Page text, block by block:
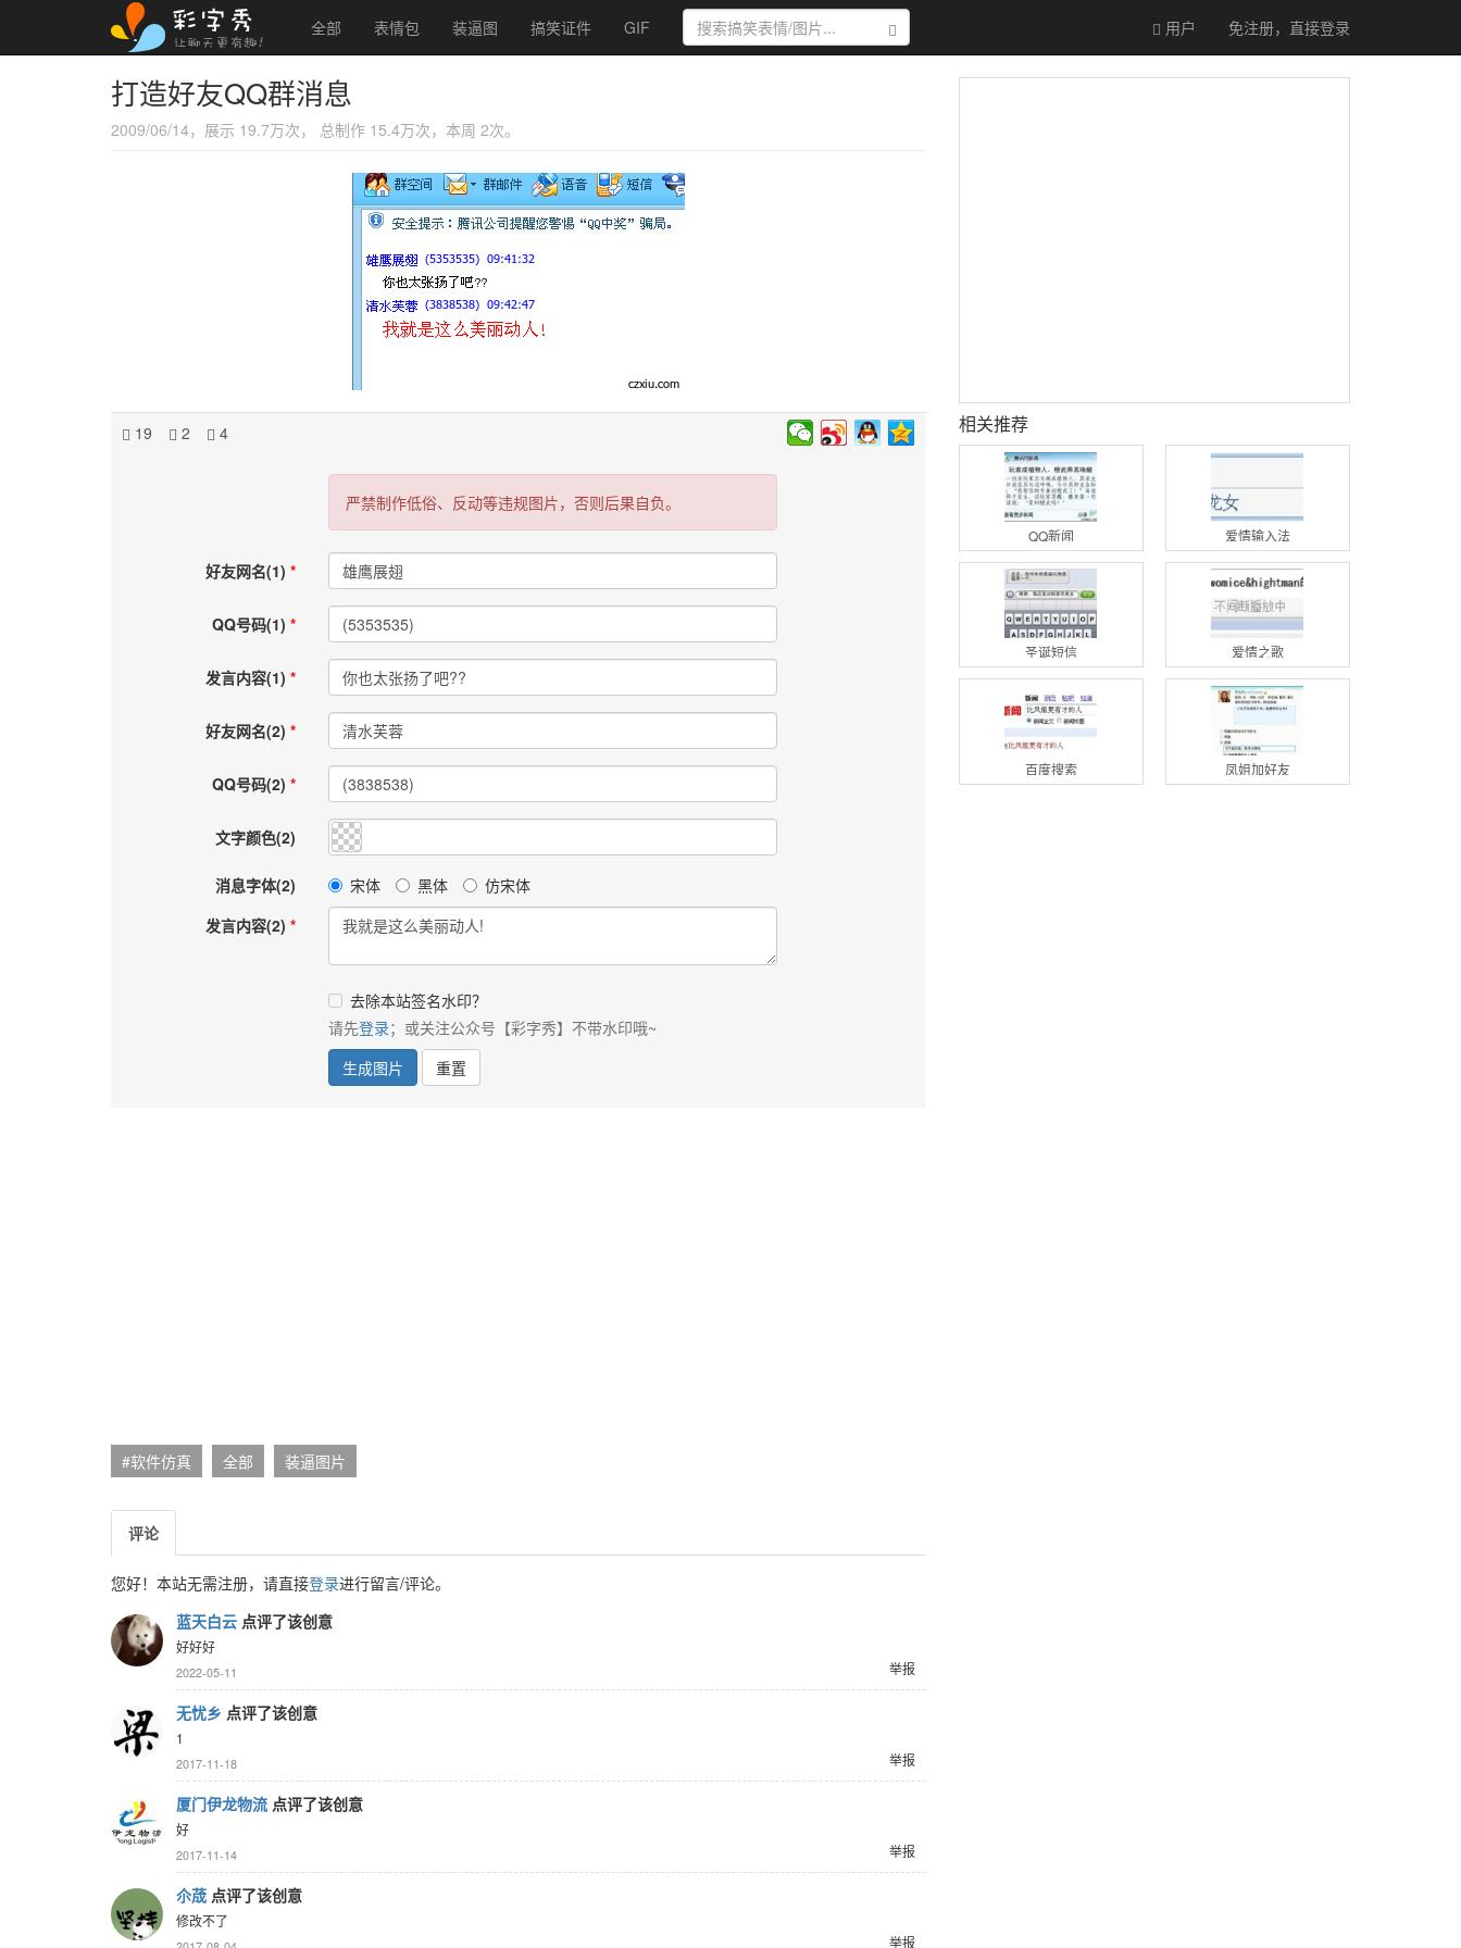
全部 表情包 装逼图 搞笑证件 GIF 搜索 用户 免注册，直接登录
打造好友QQ群消息
2009/06/14，展示 19.7万次， 总制作 15.4万次，本周 2次。
19 2 4
严禁制作低俗、反动等违规图片，否则后果自负。
好友网名(1)
QQ号码(1)
发言内容(1)
好友网名(2)
QQ号码(2)
文字颜色(2)
消息字体(2) 宋体 黑体
仿宋体
发言内容(2)
去除本站签名水印？
请先登录；或关注公众号【彩字秀】不带水印哦~
生成图片
重置
#软件仿真 全部 装逼图片
评论
您好！本站无需注册，请直接登录进行留言/评论。
蓝天白云 点评了该创意
好好好
举报
2022-05-11
无忧乡 点评了该创意
1
举报
2017-11-18
厦门伊龙物流 点评了该创意
好
举报
2017-11-14
尒荿 点评了该创意
修改不了
举报
相关推荐
QQ新闻 爱情输入法
圣诞短信 爱情之歌
百度搜索 凤姐加好友